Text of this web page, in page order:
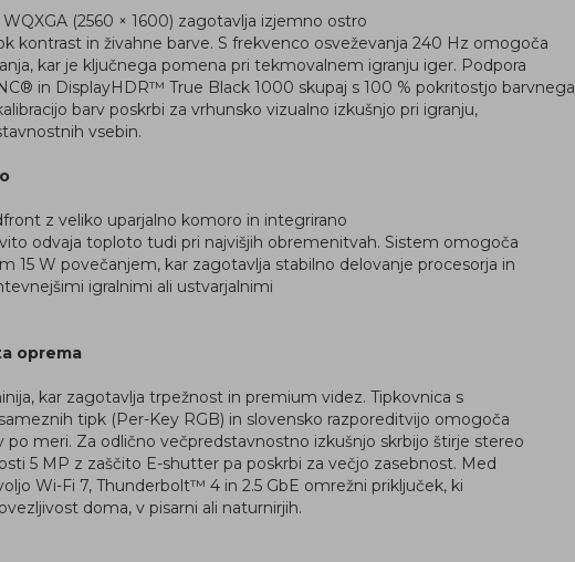
WQXGA (2560 × 1600) zagotavlja izjemno ostro
kontrast in živahne barve. S frekvenco osveževanja 240 Hz omogoča
kar je ključnega pomena pri tekmovalnem igranju iger. Podpora
in DisplayHDR™ True Black 1000 skupaj s 100 % pokritostjo barvnega
barv poskrbi za vrhunsko vizualno izkušnjo pri igranju,
vsebin.
z veliko uparjalno komoro in integrirano
odvaja toploto tudi pri najvišjih obremenitvah. Sistem omogoča
15 W povečanjem, kar zagotavlja stabilno delovanje procesorja in
igralnimi ali ustvarjalnimi
oprema
kar zagotavlja trpežnost in premium videz. Tipkovnica s
tipk (Per-Key RGB) in slovensko razporeditvijo omogoča
po meri. Za odlično večpredstavnostno izkušnjo skrbijo štirje stereo
5 MP z zaščito E-shutter pa poskrbi za večjo zasebnost. Med
Wi-Fi 7, Thunderbolt™ 4 in 2.5 GbE omrežni priključek, ki
doma, v pisarni ali naturnirjih.